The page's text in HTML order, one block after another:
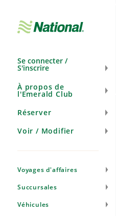
navigation
Se connecter /
S'inscrire
À propos de
l'Emerald Club
Réserver
Voir / Modifier
Voyages d'affaires
Succursales
Véhicules